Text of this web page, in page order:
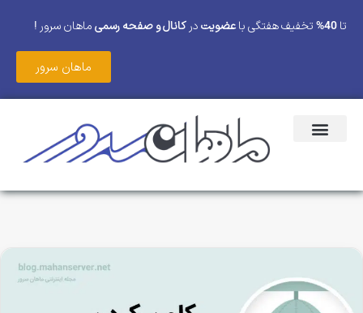
تا 40% تخفیف هفتگی باعضویت در کانال و صفحه رسمی ماهان سرور !
ماهان سرور